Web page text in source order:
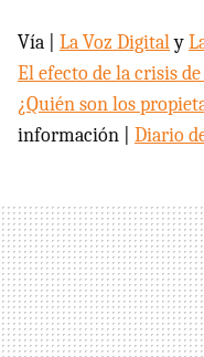
Vía | La Voz Digitaly
El efecto de la crisis
¿Quién son los
información | Diario